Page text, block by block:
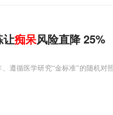
让痴呆风险直降 25%
遵循医学研究“金标准”的随机对